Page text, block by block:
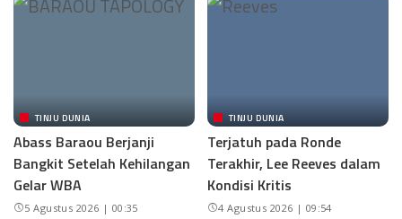
TINJU DUNIA
Abass Baraou Berjanji
Bangkit Setelah Kehilangan
Gelar WBA
5 Agustus 2026 | 00:35
TINJU DUNIA
Terjatuh pada Ronde
Terakhir, Lee Reeves dalam
Kondisi Kritis
4 Agustus 2026 | 09:54